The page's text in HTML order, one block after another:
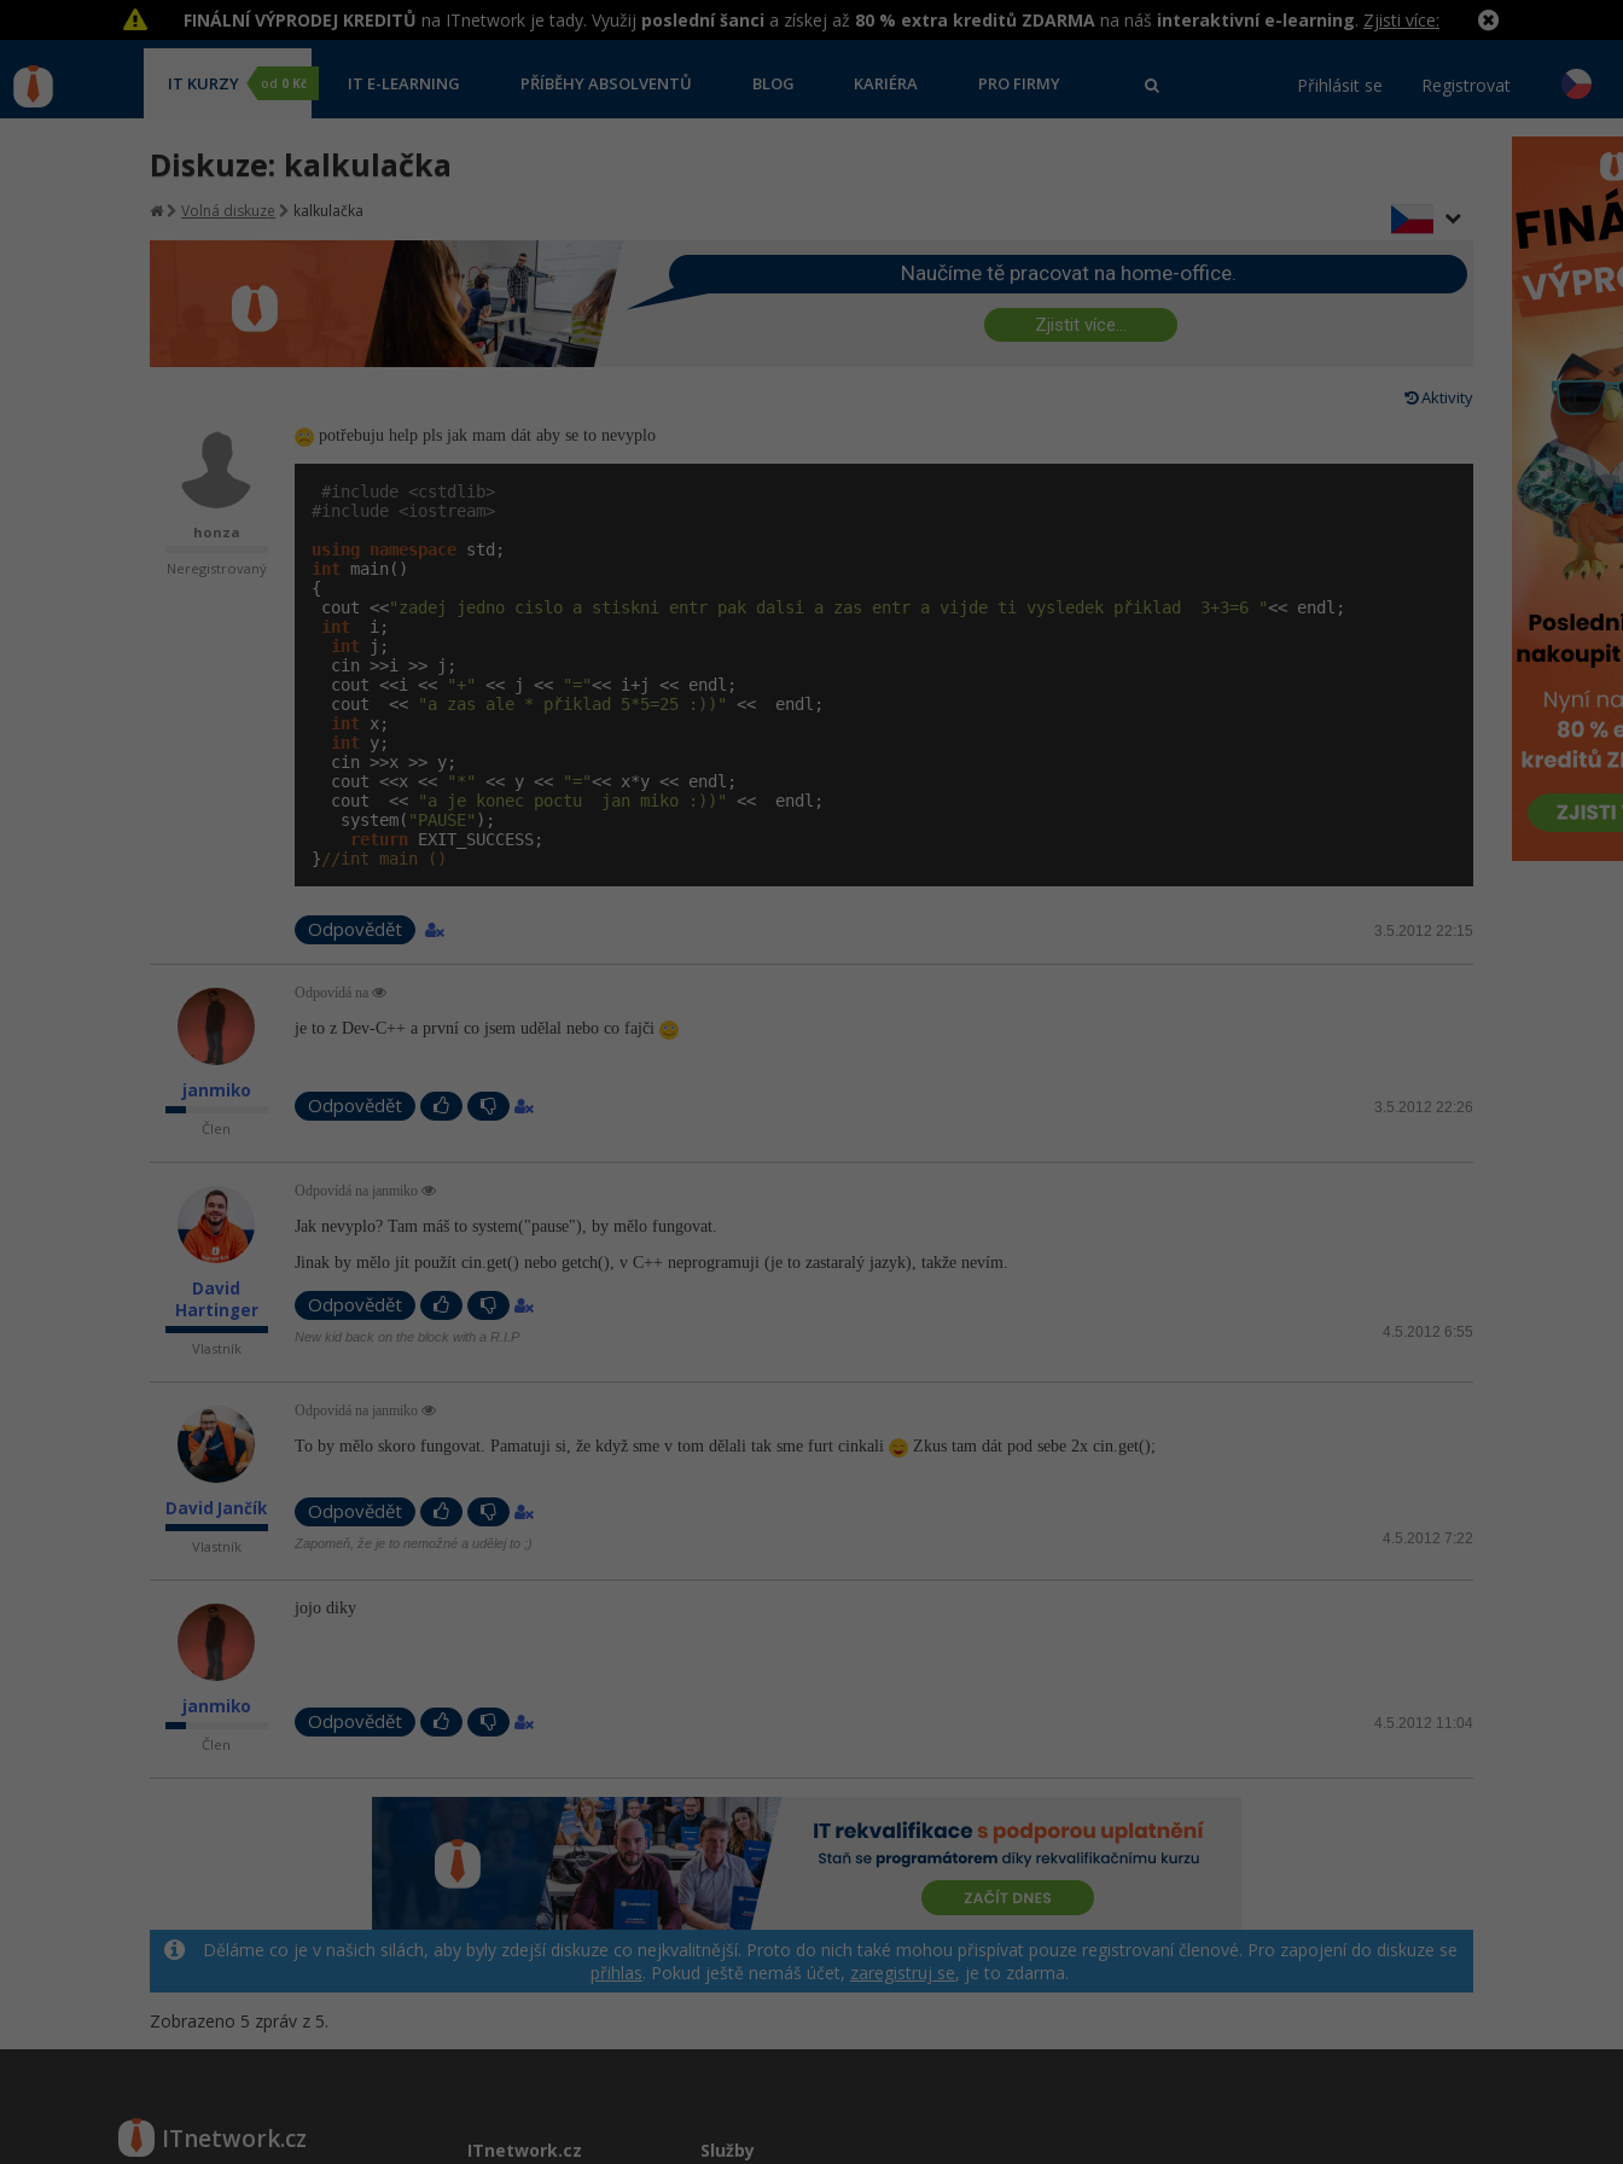
FINÁLNÍ VÝPRODEJ KREDITŮ na ITnetwork je tady. Využij poslední šanci a získej až 80 % extra kreditů ZDARMA na náš interaktivní e-learning. Zjisti více:
IT KURZY od 0 Kč IT E-LEARNING PŘÍBĚHY ABSOLVENTŮ BLOG KARIÉRA PRO FIRMY Přihlásit se Registrovat
Diskuze: kalkulačka
Volná diskuze kalkulačka
Naučíme tě pracovat na home-office.
Zjistit více...
Aktivity
honza
Neregistrovaný
potřebuju help pls jak mam dát aby se to nevyplo
#include <cstdlib>
#include <iostream>
using namespace
int main()
{
cout <<"zadej jedno cislo a stiskni entr pak dalsi a zas entr a vijde ti vysledek přiklad  3+3=6 "<< endl;
int
  i;
int j;
  cin >>i >> j;
  cout <<i <<
"+" << j << "="<< i+j << endl;
  cout  <<
"a zas ale * přiklad 5*5=25 :))"
<<  endl;
int x;
int y;
  cin >>x >> y;
  cout <<x <<
"*" << y << "="<< x*y << endl;
  cout  <<
"a je konec poctu  jan miko :))"
<<  endl;
   system(
"PAUSE" );
return EXIT_SUCCESS;
}//int main ()
Odpovědět 3.5.2012 22:15
janmiko
Člen
Odpovídá na
je to z Dev-C++ a první co jsem udělal nebo co fajči
Odpovědět 3.5.2012 22:26
David
Hartinger
Vlastník
Odpovídá na janmiko
Jak nevyplo? Tam máš to system("pause"), by mělo fungovat.
Jinak by mělo jít použít cin.get() nebo getch(), v C++ neprogramuji (je to zastaralý jazyk), takže nevím.
Odpovědět
4.5.2012 6:55
New kid back on the block with a R.I.P
David Jančík
Vlastník
Odpovídá na janmiko
To by mělo skoro fungovat. Pamatuji si, že když sme v tom dělali tak sme furt cinkali Zkus tam dát pod sebe 2x cin.get();
Odpovědět
4.5.2012 7:22
Zapomeň, že je to nemožné a udělej to ;)
janmiko
Člen
jojo diky
Odpovědět 4.5.2012 11:04
Děláme co je v našich silách, aby byly zdejší diskuze co nejkvalitnější. Proto do nich také mohou přispívat pouze registrovaní členové. Pro zapojení do diskuze se
přihlas. Pokud ještě nemáš účet, zaregistruj se, je to zdarma.
Zobrazeno 5 zpráv z 5.
ITnetwork.cz ITnetwork.cz Služby